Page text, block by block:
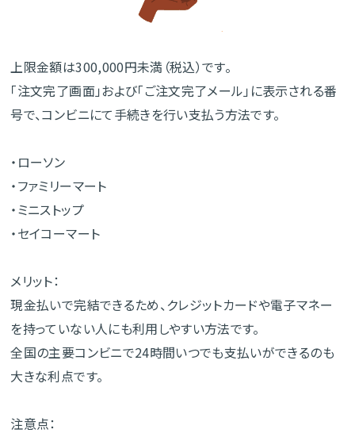
上限金額は300,000円未満（税込）です。
「注文完了画面」および「ご注文完了メール」に表示される番
号で、コンビニにて手続きを行い支払う方法です。
・ローソン
・ファミリーマート
・ミニストップ
・セイコーマート
メリット：
現金払いで完結できるため、クレジットカードや電子マネー
を持っていない人にも利用しやすい方法です。
全国の主要コンビニで24時間いつでも支払いができるのも
大きな利点です。
注意点：